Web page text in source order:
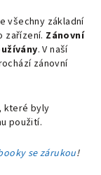
všechny základní
zařízení. Zánovní
. V naší
zánovní
které byly
použití.
se zárukou!